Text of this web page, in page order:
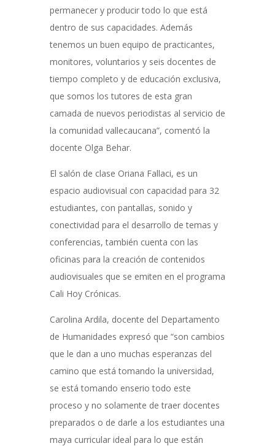
permanecer y producir todo lo que está
dentro de sus capacidades. Además
tenemos un buen equipo de practicantes,
monitores, voluntarios y seis docentes de
tiempo completo y de educación exclusiva,
que somos los tutores de esta gran
camada de nuevos periodistas al servicio de
la comunidad vallecaucana”, comentó la
docente Olga Behar.
El salón de clase Oriana Fallaci, es un
espacio audiovisual con capacidad para 32
estudiantes, con pantallas, sonido y
conectividad para el desarrollo de temas y
conferencias, también cuenta con las
oficinas para la creación de contenidos
audiovisuales que se emiten en el programa
Cali Hoy Crónicas.
Carolina Ardila, docente del Departamento
de Humanidades expresó que “son cambios
que le dan a uno muchas esperanzas del
camino que está tomando la universidad,
se está tomando enserio todo este
proceso y no solamente de traer docentes
preparados o de darle a los estudiantes una
maya curricular ideal para lo que están